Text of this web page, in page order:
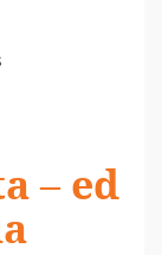
– ed